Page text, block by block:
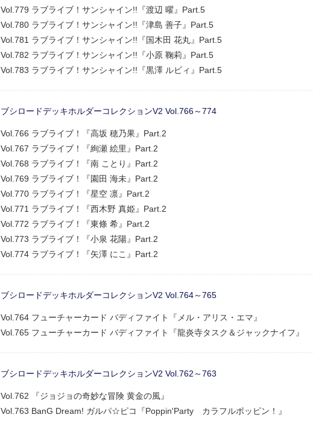
Vol.779 ラブライブ！サンシャイン!!『渡辺 曜』Part.5
Vol.780 ラブライブ！サンシャイン!!『津島 善子』Part.5
Vol.781 ラブライブ！サンシャイン!!『国木田 花丸』Part.5
Vol.782 ラブライブ！サンシャイン!!『小原 鞠莉』Part.5
Vol.783 ラブライブ！サンシャイン!!『黒澤 ルビィ』Part.5
ブシロードデッキホルダーコレクションV2 Vol.766～774
Vol.766 ラブライブ！『高坂 穂乃果』Part.2
Vol.767 ラブライブ！『絢瀬 絵里』Part.2
Vol.768 ラブライブ！『南 ことり』Part.2
Vol.769 ラブライブ！『園田 海未』Part.2
Vol.770 ラブライブ！『星空 凛』Part.2
Vol.771 ラブライブ！『西木野 真姫』Part.2
Vol.772 ラブライブ！『東條 希』Part.2
Vol.773 ラブライブ！『小泉 花陽』Part.2
Vol.774 ラブライブ！『矢澤 にこ』Part.2
ブシロードデッキホルダーコレクションV2 Vol.764～765
Vol.764 フューチャーカード バディファイト『メル・アリス・エマ』
Vol.765 フューチャーカード バディファイト『龍炎寺タスク＆ジャックナイフ』
ブシロードデッキホルダーコレクションV2 Vol.762～763
Vol.762 『ジョジョの奇妙な冒険 黄金の風』
Vol.763 BanG Dream! ガルパ☆ピコ『Poppin'Party カラフルポッピン！』